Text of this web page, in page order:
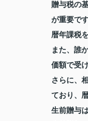
贈与税の
が重要です
暦年課税
また、誰
価額で受
さらに、
ており、
生前贈与